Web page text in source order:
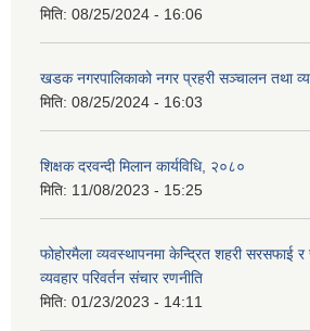
मिति: 08/25/2024 - 16:06
खडक नगरपालिकाको नगर प्रहरी सञ्चालन तथा
मिति: 08/25/2024 - 16:03
शिक्षक दरवन्दी मिलान कार्यविधि, २०८०
मिति: 11/08/2023 - 15:25
फोहोरमैला व्यवस्थापनमा केन्द्रित शहरी सरसफाई र
व्यवहार परिवर्तन संचार रणनीति
मिति: 01/23/2023 - 14:11